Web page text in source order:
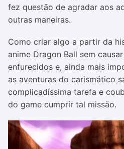
fez questão de agradar aos
outras maneiras.
Como criar algo a partir da
anime Dragon Ball sem
enfurecidos e, ainda mais
as aventuras do carismático
complicadíssima tarefa e
do game cumprir tal missão.